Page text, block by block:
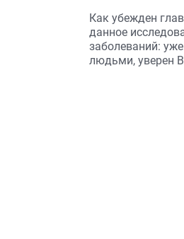
Как убежден
данное
заболеваний:
людьми, уверен